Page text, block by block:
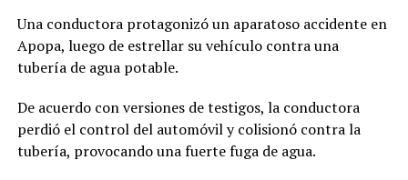
Una conductora protagonizó un aparatoso accidente en
Apopa, luego de estrellar su vehículo contra una
tubería de agua potable.
De acuerdo con versiones de testigos, la conductora
perdió el control del automóvil y colisionó contra la
tubería, provocando una fuerte fuga de agua.